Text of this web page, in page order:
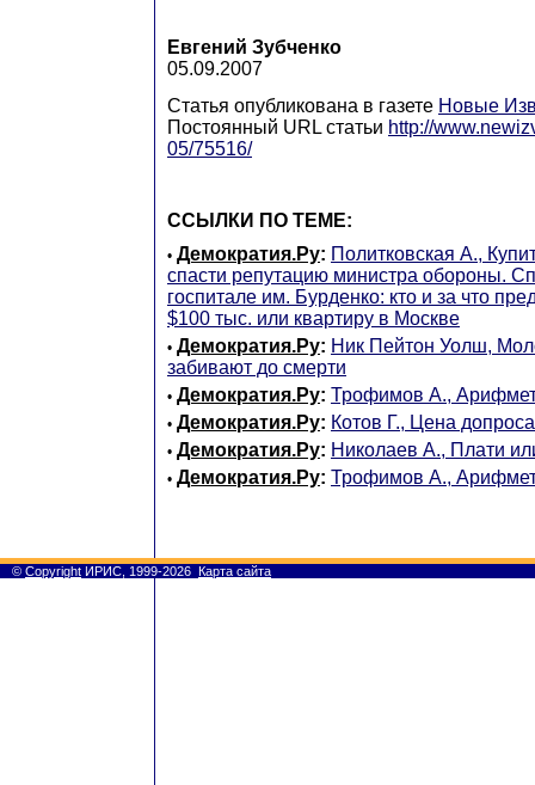
Евгений Зубченко
05.09.2007
Статья опубликована в газете Новые
Постоянный URL статьи http://
05/75516/
ССЫЛКИ ПО ТЕМЕ:
• Демократия.Ру: Политковская А.,
спасти репутацию министра обороны.
госпитале им. Бурденко: кто и за что
$100 тыс. или квартиру в Москве
• Демократия.Ру: Ник Пейтон Уолш,
забивают до смерти
• Демократия.Ру: Трофимов А.,
• Демократия.Ру: Котов Г., Цена допроса
• Демократия.Ру: Николаев А., Плати
• Демократия.Ру: Трофимов А.,
© Copyright ИРИС, 1999-2026 Карта сайта